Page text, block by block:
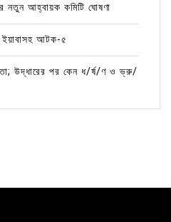
নতুন আহ্বায়ক কমিটি ঘোষণা
ইয়াবাসহ আটক-৫
উদ্ধারের পর কেন ধ/র্ষ/ণ ও ভ্রু/